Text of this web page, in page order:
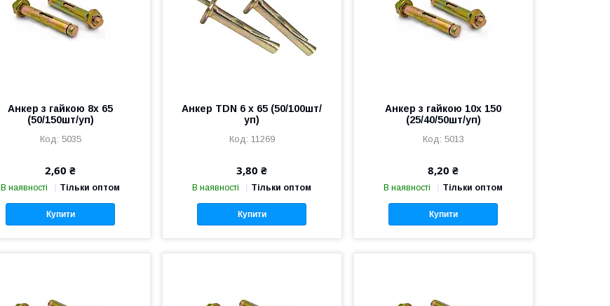
Анкер з гайкою 8х 65
(50/150шт/уп)
5035
2,60 ₴
В наявності Тільки оптом
Купити
Анкер TDN 6 х 65 (50/100шт/
уп)
11269
3,80 ₴
В наявності Тільки оптом
Купити
Анкер з гайкою 10х 150
(25/40/50шт/уп)
5013
8,20 ₴
В наявності Тільки оптом
Купити